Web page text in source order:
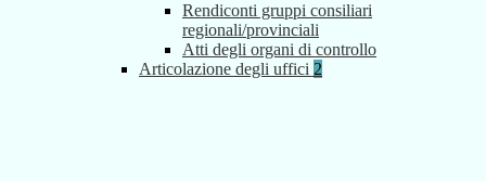
Rendiconti gruppi consiliari
regionali/provinciali
Atti degli organi di controllo
Articolazione degli uffici 2